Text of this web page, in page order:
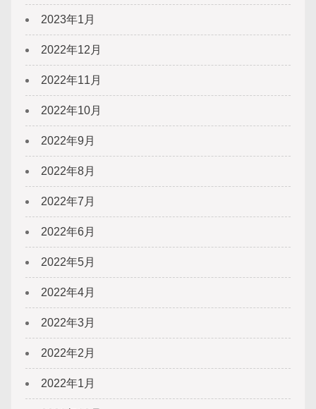
2023年1月
2022年12月
2022年11月
2022年10月
2022年9月
2022年8月
2022年7月
2022年6月
2022年5月
2022年4月
2022年3月
2022年2月
2022年1月